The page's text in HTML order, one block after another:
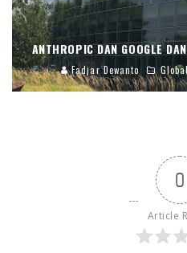
ANTHROPIC DAN GOOGLE
Fadjar Dewanto
0
Article